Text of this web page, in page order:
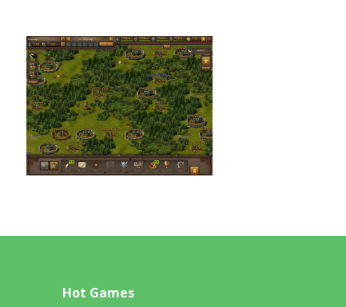
Hot Games